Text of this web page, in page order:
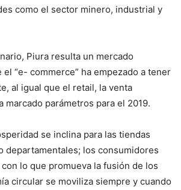
como el sector minero, industrial y
Piura resulta un mercado
“e- commerce” ha empezado a tener
al igual que el retail, la venta
marcado parámetros para el 2019.
se inclina para las tiendas
departamentales; los consumidores
lo que promueva la fusión de los
circular se moviliza siempre y cuando